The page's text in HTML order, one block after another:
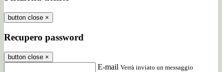
button close ×
Recupero password
button close ×
E-mail Verrà inviato un messaggio